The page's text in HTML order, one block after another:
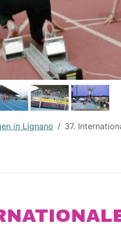
in Lignano 37.